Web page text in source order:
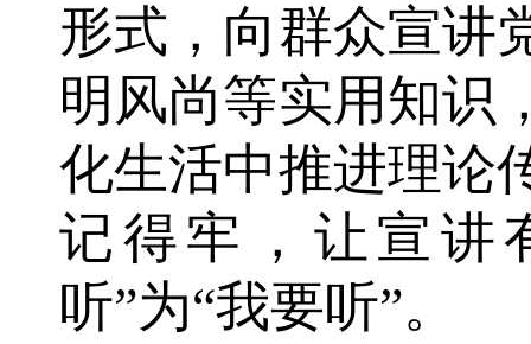
形式，向群众宣讲
明风尚等实用知识
化生活中推进理论
记得牢，让宣讲
听”为“我要听”。